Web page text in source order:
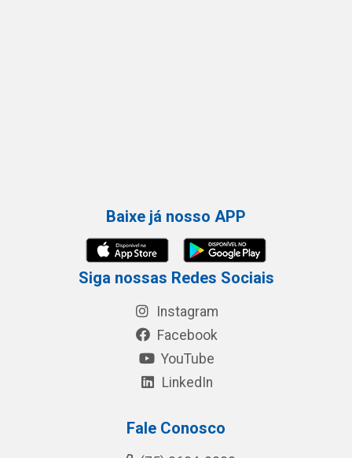
Baixe já nosso APP
Siga nossas Redes Sociais
Instagram
Facebook
YouTube
LinkedIn
Fale Conosco